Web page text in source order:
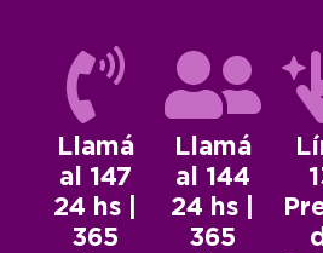
Llamá
al 147
24 hs |
365
Llamá
al 144
24 hs |
365